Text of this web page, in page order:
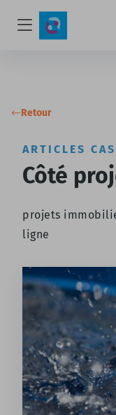
Retour
ARTICLES
Côté
projets
ligne